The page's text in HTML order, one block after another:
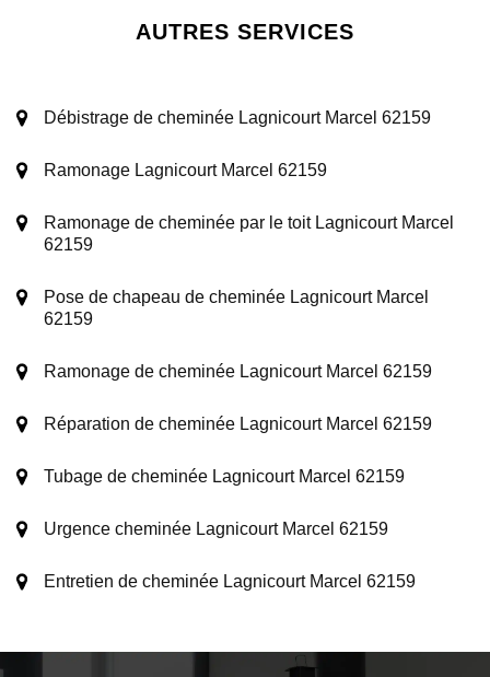
AUTRES SERVICES
Débistrage de cheminée Lagnicourt Marcel 62159
Ramonage Lagnicourt Marcel 62159
Ramonage de cheminée par le toit Lagnicourt Marcel
62159
Pose de chapeau de cheminée Lagnicourt Marcel
62159
Ramonage de cheminée Lagnicourt Marcel 62159
Réparation de cheminée Lagnicourt Marcel 62159
Tubage de cheminée Lagnicourt Marcel 62159
Urgence cheminée Lagnicourt Marcel 62159
Entretien de cheminée Lagnicourt Marcel 62159